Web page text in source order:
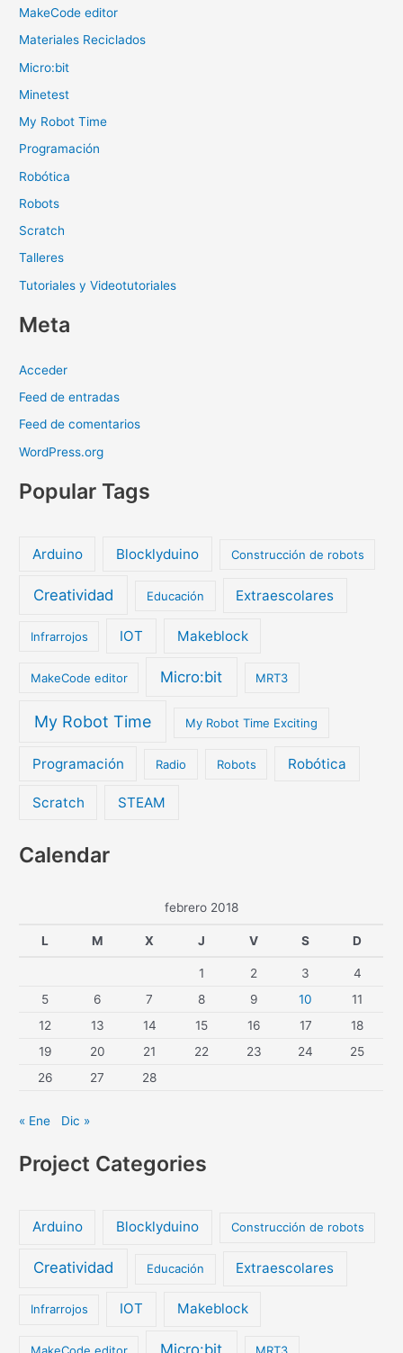
MakeCode editor
Materiales Reciclados
Micro:bit
Minetest
My Robot Time
Programación
Robótica
Robots
Scratch
Talleres
Tutoriales y Videotutoriales
Meta
Acceder
Feed de entradas
Feed de comentarios
WordPress.org
Popular Tags
Arduino Blocklyduino Construcción de robots
Creatividad Educación Extraescolares
Infrarrojos IOT Makeblock
MakeCode editor Micro:bit MRT3
My Robot Time My Robot Time Exciting
Programación Radio Robots Robótica
Scratch STEAM
Calendar
febrero 2018
L M X J V S D
1 2 3
4
5
6 7 8 9 10
11
12
13 14 15 16 17
18
19
20 21 22 23 24
25
26
27 28
« Ene Dic »
Project Categories
Arduino Blocklyduino Construcción de robots
Creatividad Educación Extraescolares
Infrarrojos IOT Makeblock